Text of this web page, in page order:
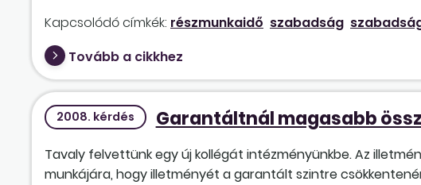
Kapcsolódó címkék: részmunkaidő szabadság
Tovább a cikkhez
2008. kérdés Garantáltnál magasabb
Tavaly felvettünk egy új kollégát intézményünkbe. Az
munkájára, hogy illetményét a garantált szintre